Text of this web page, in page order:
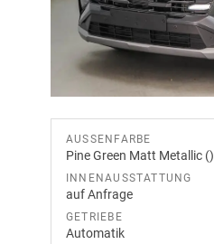
AUSSENFARBE
Pine Green Matt Metallic ()
INNENAUSSTATTUNG
auf Anfrage
GETRIEBE
Automatik